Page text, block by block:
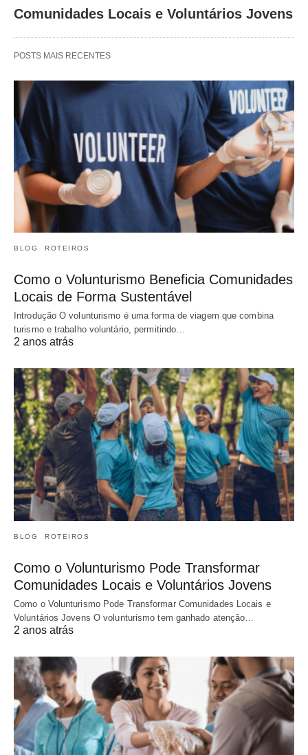
Comunidades Locais e Voluntários Jovens
POSTS MAIS RECENTES
BLOG ROTEIROS
Como o Volunturismo Beneficia Comunidades
Locais de Forma Sustentável
Introdução O volunturismo é uma forma de viagem que combina
turismo e trabalho voluntário, permitindo…
2 anos atrás
BLOG ROTEIROS
Como o Volunturismo Pode Transformar
Comunidades Locais e Voluntários Jovens
Como o Volunturismo Pode Transformar Comunidades Locais e
Voluntários Jovens O volunturismo tem ganhado atenção…
2 anos atrás